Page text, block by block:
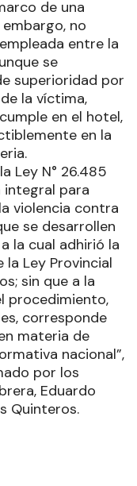
de una
no
entre la
se
superioridad por
la víctima,
en el hotel,
en la
Ley N° 26.485
integral para
violencia contra
se desarrollen
la cual adhirió la
Ley Provincial
sin que a la
procedimiento,
corresponde
materia de
nacional”,
por los
Eduardo
Quinteros.